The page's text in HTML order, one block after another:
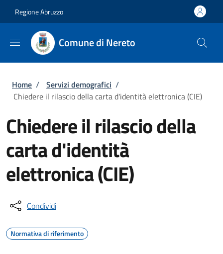
Regione Abruzzo
Comune di Nereto
Briciole di pane
Home / Servizi demografici /
Chiedere il rilascio della carta d'identità elettronica (CIE)
Chiedere il rilascio della
carta d'identità
elettronica (CIE)
Condividi
Normativa di riferimento